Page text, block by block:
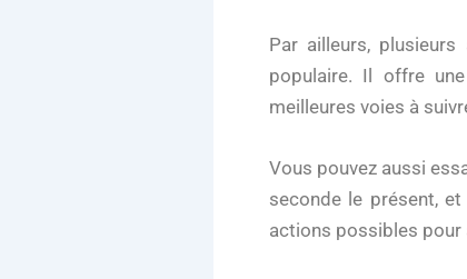
Par ailleurs,
populaire. Il offre
meilleures voies à
Vous pouvez aussi
seconde le présent,
actions possibles pour